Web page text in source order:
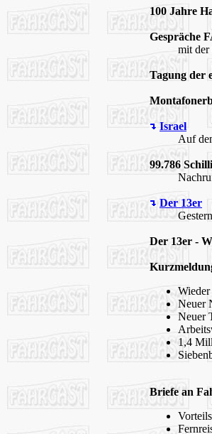
100 Jahre
Gespräche
mit der
Tagung der
Israel
Auf
99.786
Der 13er
Der 13er -
Neuer
Neuer
1,4
Briefe an